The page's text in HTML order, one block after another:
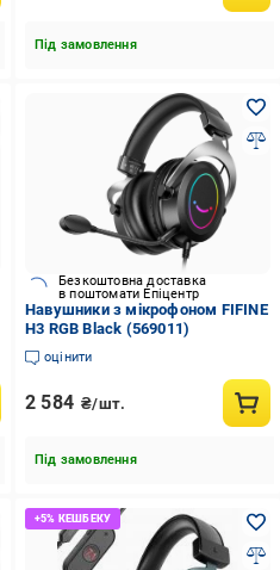
Під замовлення
Безкоштовна доставка
в поштомати Епіцентр
Навушники з мікрофоном FIFINE
H3 RGB Black (569011)
оцінити
2 584 ₴/шт.
Під замовлення